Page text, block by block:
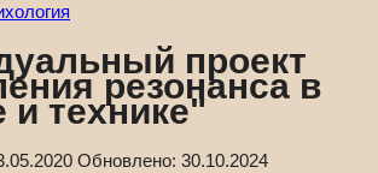
проект
резонанса в
и технике"
Обновлено: 30.10.2024